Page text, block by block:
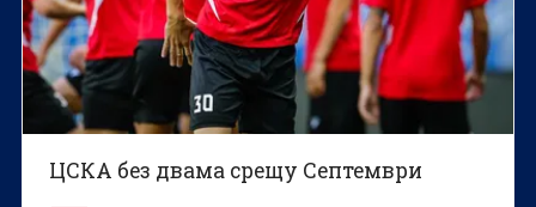
ЦСКА без двама срещу Септември